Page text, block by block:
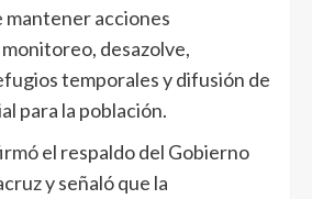
mantener acciones
desazolve,
temporales y difusión de
para la población.
el respaldo del Gobierno
y señaló que la